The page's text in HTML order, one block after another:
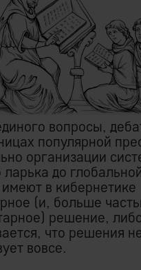
вопросы,
популярной
организации
ларька до
в кибернетике
(и, больше
решение,
что решения
вовсе.